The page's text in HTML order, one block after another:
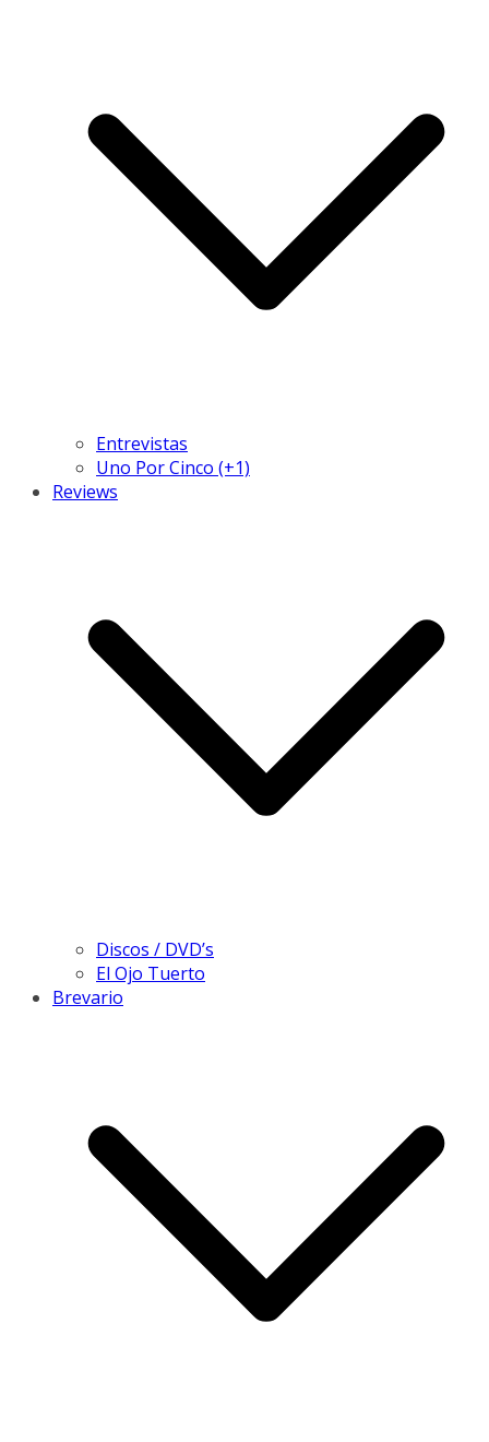
Entrevistas
Uno Por Cinco (+1)
Reviews
Discos / DVD’s
El Ojo Tuerto
Brevario